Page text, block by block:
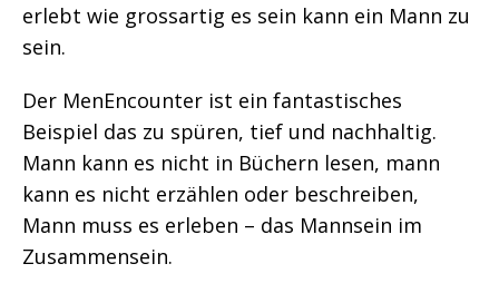
erlebt wie grossartig es sein kann ein Mann zu
sein.
Der MenEncounter ist ein fantastisches
Beispiel das zu spüren, tief und nachhaltig.
Mann kann es nicht in Büchern lesen, mann
kann es nicht erzählen oder beschreiben,
Mann muss es erleben – das Mannsein im
Zusammensein.